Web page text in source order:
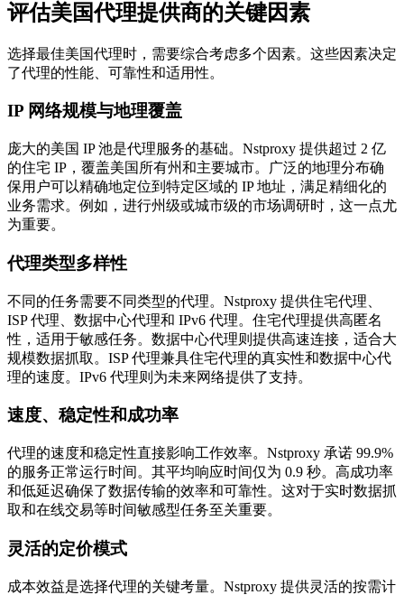
评估美国代理提供商的关键因素
选择最佳美国代理时，需要综合考虑多个因素。这些因素决定
了代理的性能、可靠性和适用性。
IP 网络规模与地理覆盖
庞大的美国 IP 池是代理服务的基础。Nstproxy 提供超过 2 亿
的住宅 IP，覆盖美国所有州和主要城市。广泛的地理分布确
保用户可以精确地定位到特定区域的 IP 地址，满足精细化的
业务需求。例如，进行州级或城市级的市场调研时，这一点尤
为重要。
代理类型多样性
不同的任务需要不同类型的代理。Nstproxy 提供住宅代理、
ISP 代理、数据中心代理和 IPv6 代理。住宅代理提供高匿名
性，适用于敏感任务。数据中心代理则提供高速连接，适合大
规模数据抓取。ISP 代理兼具住宅代理的真实性和数据中心代
理的速度。IPv6 代理则为未来网络提供了支持。
速度、稳定性和成功率
代理的速度和稳定性直接影响工作效率。Nstproxy 承诺 99.9%
的服务正常运行时间。其平均响应时间仅为 0.9 秒。高成功率
和低延迟确保了数据传输的效率和可靠性。这对于实时数据抓
取和在线交易等时间敏感型任务至关重要。
灵活的定价模式
成本效益是选择代理的关键考量。Nstproxy 提供灵活的按需计